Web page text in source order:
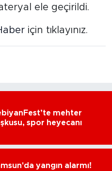
ele geçirildi.
için tıklayınız.
mehter
spor heyecanı
yangın alarmı!